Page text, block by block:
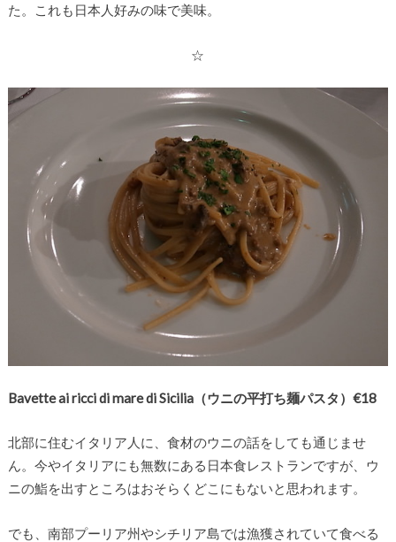
た。これも日本人好みの味で美味。
☆
Bavette ai ricci di mare di Sicilia（ウニの平打ち麺パスタ）€18
北部に住むイタリア人に、食材のウニの話をしても通じませ
ん。今やイタリアにも無数にある日本食レストランですが、ウ
ニの鮨を出すところはおそらくどこにもないと思われます。
でも、南部プーリア州やシチリア島では漁獲されていて食べる